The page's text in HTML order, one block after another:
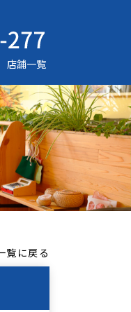
店舗一覧
覧に戻る